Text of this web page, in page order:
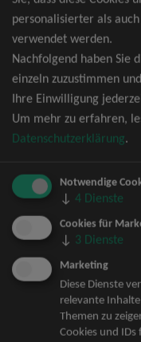
TOP-Events
André Rieu Tickets
David Garrett Tickets
Andrea Berg Tickets
Backstreet Boys Tickets
Unheilig Tickets
Santiano Tickets
Bryan Adams Tickets
Andreas Gabalier Tickets
Die Fantastischen Vier
Herbert Grönemeyer
Deep Purple Tickets
Howard Carpendale
Jan Delay & Disko No.1
Pur Tickets
personalisierter als
verwendet werden.
Nachfolgend haben Sie
einzeln zuzustimmen
Ihre Einwilligung
Um mehr zu erfahren,
Datenschutzerklärung.
Notwendige
↓ 4 Dienste
Cookies für
↓ 3 Dienste
Marketing
Diese Dienste
relevante
Themen zu
Cookies und